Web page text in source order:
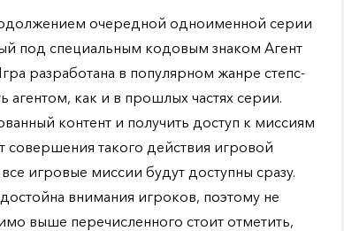
очередной одноименной серии
под специальным кодовым знаком Агент
разработана в популярном жанре степс-
как и в прошлых частях серии.
контент и получить доступ к миссиям
совершения такого действия игровой
игровые миссии будут доступны сразу.
внимания игроков, поэтому не
выше перечисленного стоит отметить,